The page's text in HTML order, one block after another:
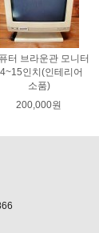
터 브라운관 모니터
인치(인테리어
소품)
200,000원